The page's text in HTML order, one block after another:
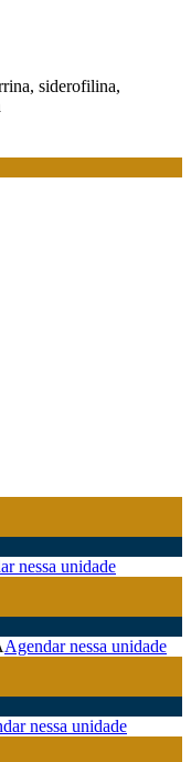
siderofilina,
nessa unidade
Agendar nessa unidade
nessa unidade